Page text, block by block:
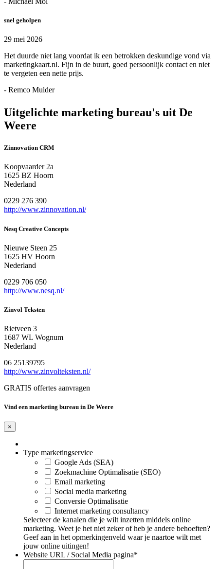
snel geholpen
29 mei 2026
Het duurde niet lang voordat ik een betrokken deskundige vond via
marketingkaart.nl. Fijn in de buurt, goed persoonlijk contact en niet
te vergeten een nette prijs.
- Remco Mulder
Uitgelichte marketing bureau's uit De
Weere
Zinnovation CRM
Koopvaarder 2a
1625 BZ Hoorn
Nederland
0229 276 390
http://www.zinnovation.nl/
Nesq Creative Concepts
Nieuwe Steen 25
1625 HV Hoorn
Nederland
0229 706 050
http://www.nesq.nl/
Zinvol Teksten
Rietveen 3
1687 WL Wognum
Nederland
06 25139795
http://www.zinvolteksten.nl/
GRATIS offertes aanvragen
Vind een marketing bureau in De Weere
×
Type marketingservice
Google Ads (SEA)
Zoekmachine Optimalisatie (SEO)
Email marketing
Social media marketing
Conversie Optimalisatie
Internet marketing consultancy
Selecteer de kanalen die je wilt inzetten middels online
marketing. Weet je het niet zeker of heb je andere behoeften?
Geef aan in het opmerkingenveld waar je naartoe wilt met
jouw online uitingen!
Website URL / Social Media pagina*